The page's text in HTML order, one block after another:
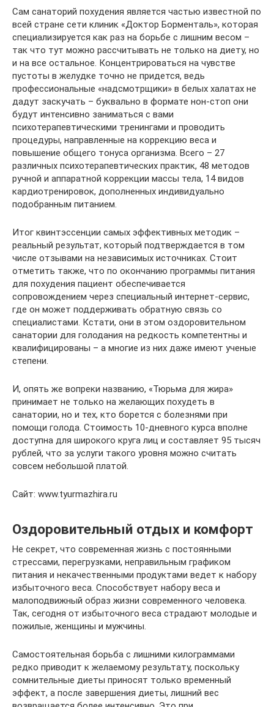
Сам санаторий похудения является частью известной по
всей стране сети клиник «Доктор Борменталь», которая
специализируется как раз на борьбе с лишним весом –
так что тут можно рассчитывать не только на диету, но
и на все остальное. Концентрироваться на чувстве
пустоты в желудке точно не придется, ведь
профессиональные «надсмотрщики» в белых халатах не
дадут заскучать – буквально в формате нон-стоп они
будут интенсивно заниматься с вами
психотерапевтическими тренингами и проводить
процедуры, направленные на коррекцию веса и
повышение общего тонуса организма. Всего – 27
различных психотерапевтических практик, 48 методов
ручной и аппаратной коррекции массы тела, 14 видов
кардиотренировок, дополненных индивидуально
подобранным питанием.
Итог квинтэссенции самых эффективных методик –
реальный результат, который подтверждается в том
числе отзывами на независимых источниках. Стоит
отметить также, что по окончанию программы питания
для похудения пациент обеспечивается
сопровождением через специальный интернет-сервис,
где он может поддерживать обратную связь со
специалистами. Кстати, они в этом оздоровительном
санатории для голодания на редкость компетентны и
квалифицированы – а многие из них даже имеют ученые
степени.
И, опять же вопреки названию, «Тюрьма для жира»
принимает не только на желающих похудеть в
санатории, но и тех, кто борется с болезнями при
помощи голода. Стоимость 10-дневного курса вполне
доступна для широкого круга лиц и составляет 95 тысяч
рублей, что за услуги такого уровня можно считать
совсем небольшой платой.
Сайт: www.tyurmazhira.ru
Оздоровительный отдых и комфорт
Не секрет, что современная жизнь с постоянными
стрессами, перегрузками, неправильным графиком
питания и некачественными продуктами ведет к набору
избыточного веса. Способствует набору веса и
малоподвижный образ жизни современного человека.
Так, сегодня от избыточного веса страдают молодые и
пожилые, женщины и мужчины.
Самостоятельная борьба с лишними килограммами
редко приводит к желаемому результату, поскольку
сомнительные диеты приносят только временный
эффект, а после завершения диеты, лишний вес